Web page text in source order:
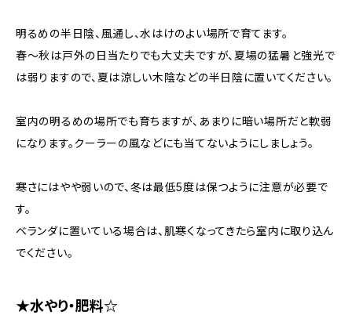
明るめの半日陰、風通し、水はけのよい場所で育てます。
春～秋は戸外の日当たりでも大丈夫ですが、夏場の猛暑と強光で
は弱りますので、夏は涼しい木陰などの半日陰に置いてください。
室内の明るめの場所でも育ちますが、あまりに暗い場所だと軟弱
になります。クーラーの風などにも当てないようにしましょう。
寒さにはやや弱いので、冬は最低5度は保つように注意が必要で
す。
ベランダに置いている場合は、肌寒くなってきたら室内に取り込ん
でください。
★水やり・肥料☆